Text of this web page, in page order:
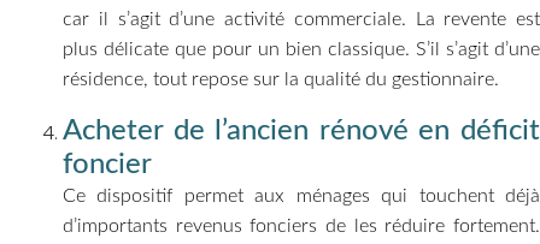
car il s’agit d’une activité commerciale. La revente est
plus délicate que pour un bien classique. S’il s’agit d’une
résidence, tout repose sur la qualité du gestionnaire.
Acheter de l’ancien rénové en déficit
foncier
Ce dispositif permet aux ménages qui touchent déjà
d’importants revenus fonciers de les réduire fortement.